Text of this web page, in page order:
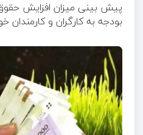
بودجه به کارگران و کارمندان